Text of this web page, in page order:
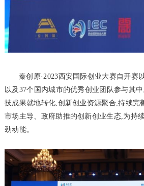
秦创原·2023西安国际创业大赛自开赛
以及37个国内城市的优秀创业团队参与其
技成果就地转化,创新创业资源聚合,持续完
市场主导、政府助推的创新创业生态,为持
劲动能。